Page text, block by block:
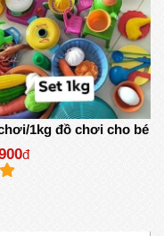
1kg đồ chơi cho bé
đ